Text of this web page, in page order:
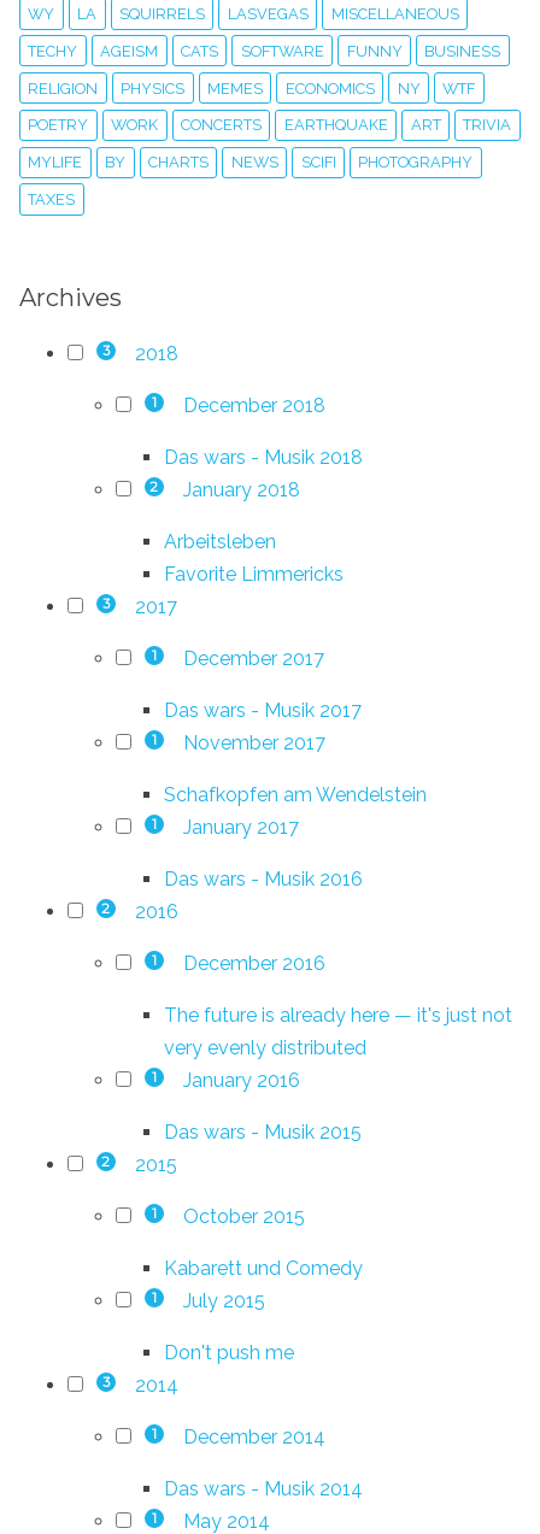
WY LA SQUIRRELS LASVEGAS MISCELLANEOUS
TECHY AGEISM CATS SOFTWARE FUNNY BUSINESS
RELIGION PHYSICS MEMES ECONOMICS NY WTF
POETRY WORK CONCERTS EARTHQUAKE ART TRIVIA
MYLIFE BY CHARTS NEWS SCIFI PHOTOGRAPHY
TAXES
Archives
3 2018
1 December 2018
Das wars - Musik 2018
2 January 2018
Arbeitsleben
Favorite Limmericks
3 2017
1 December 2017
Das wars - Musik 2017
1 November 2017
Schafkopfen am Wendelstein
1 January 2017
Das wars - Musik 2016
2 2016
1 December 2016
The future is already here — it's just not
very evenly distributed
1 January 2016
Das wars - Musik 2015
2 2015
1 October 2015
Kabarett und Comedy
1 July 2015
Don't push me
3 2014
1 December 2014
Das wars - Musik 2014
1 May 2014